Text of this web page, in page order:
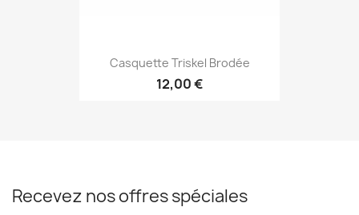
Casquette Triskel Brodée
12,00 €
Recevez nos offres spéciales